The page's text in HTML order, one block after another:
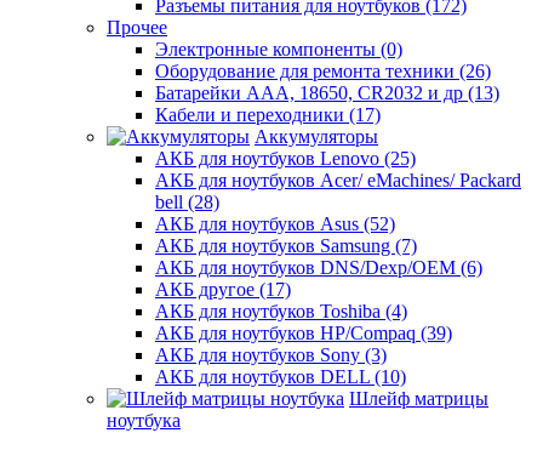
Разъемы питания для ноутбуков (172)
Прочее
Электронные компоненты (0)
Оборудование для ремонта техники (26)
Батарейки AAА, 18650, CR2032 и др (13)
Кабели и переходники (17)
Аккумуляторы
АКБ для ноутбуков Lenovo (25)
АКБ для ноутбуков Acer/ eMachines/ Packard
bell (28)
АКБ для ноутбуков Asus (52)
АКБ для ноутбуков Samsung (7)
АКБ для ноутбуков DNS/Dexp/OEM (6)
АКБ другое (17)
АКБ для ноутбуков Toshiba (4)
АКБ для ноутбуков HP/Compaq (39)
АКБ для ноутбуков Sony (3)
АКБ для ноутбуков DELL (10)
Шлейф матрицы
ноутбука